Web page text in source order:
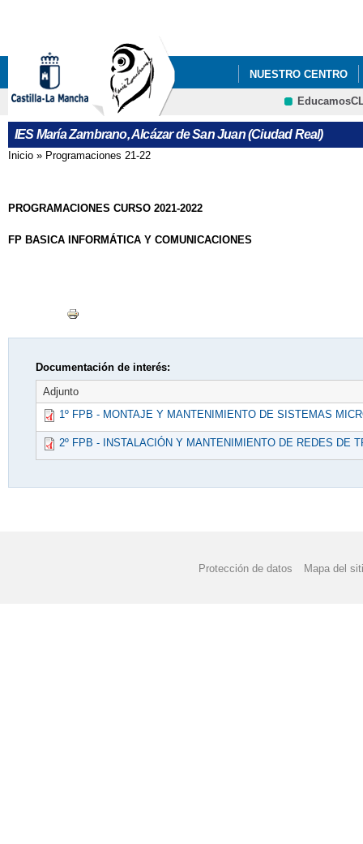
NUESTRO CENTRO
PLAN DE ÉXITO
CRFP
IES María Zambrano, Alcázar de San Juan (Ciudad Real)
Se encuentra usted aquí
Inicio » Programaciones 21-22
PROGRAMACIONES CURSO 2021-2022
FP BASICA INFORMÁTICA Y COMUNICACIONES
Documentación de interés:
Adjunto
1º FPB - MONTAJE Y MANTENIMIENTO DE SISTEMAS
2º FPB - INSTALACIÓN Y MANTENIMIENTO DE REDES DE
Protección de datos Mapa del